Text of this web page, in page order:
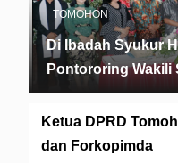
TOMOHON
Di Ibadah Syukur
Pontororing Wakili
Ketua DPRD
dan Forkopimda